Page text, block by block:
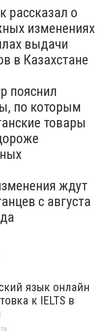
рассказал о
изменениях
выдачи
в Казахстане
пояснил
по которым
товары
ждут
с августа
язык онлайн
к IELTS в